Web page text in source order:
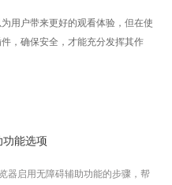
用户带来更好的观看体验，但在使
，确保安全，才能充分发挥其作
能选项
器启用无障碍辅助功能的步骤，帮